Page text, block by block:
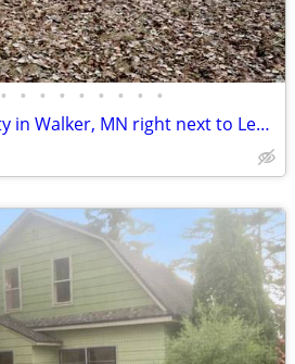
• • • • • • • • •
Value-add opportunity in Walker, MN right next to Leech Lake!!!